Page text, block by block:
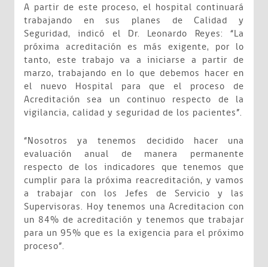
A partir de este proceso, el hospital continuará
trabajando en sus planes de Calidad y
Seguridad, indicó el Dr. Leonardo Reyes: “La
próxima acreditación es más exigente, por lo
tanto, este trabajo va a iniciarse a partir de
marzo, trabajando en lo que debemos hacer en
el nuevo Hospital para que el proceso de
Acreditación sea un continuo respecto de la
vigilancia, calidad y seguridad de los pacientes”.
“Nosotros ya tenemos decidido hacer una
evaluación anual de manera permanente
respecto de los indicadores que tenemos que
cumplir para la próxima reacreditación, y vamos
a trabajar con los Jefes de Servicio y las
Supervisoras. Hoy tenemos una Acreditacion con
un 84% de acreditación y tenemos que trabajar
para un 95% que es la exigencia para el próximo
proceso”.